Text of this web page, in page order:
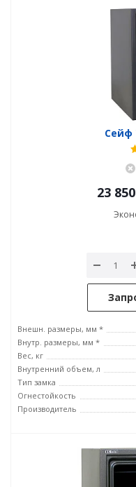
Сейф
23 850
Внешн. размеры, мм *
Внутр. размеры, мм *
Вес, кг
Внутренний объем, л
Тип замка
Огнестойкость
Производитель